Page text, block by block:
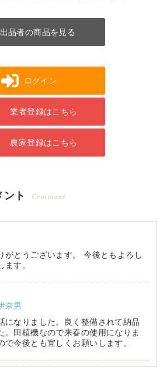
品者の商品を見る
ログイン
業者登録はこちら
農家登録はこちら
ント Comment
がとうございます。 今後ともよろし
ます。
奈男
になりました。良く整備されて納品
。田植機なので来春の使用になりま
で今後とも宜しくお願いします。